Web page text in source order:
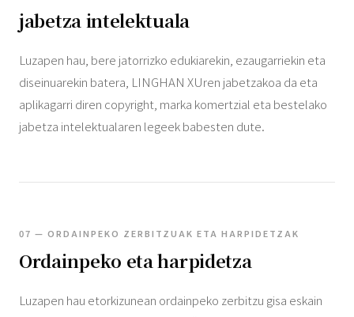
jabetza intelektuala
Luzapen hau, bere jatorrizko edukiarekin, ezaugarriekin eta
diseinuarekin batera, LINGHAN XUren jabetzakoa da eta
aplikagarri diren copyright, marka komertzial eta bestelako
jabetza intelektualaren legeek babesten dute.
07 — ORDAINPEKO ZERBITZUAK ETA HARPIDETZAK
Ordainpeko eta harpidetza
Luzapen hau etorkizunean ordainpeko zerbitzu gisa eskain